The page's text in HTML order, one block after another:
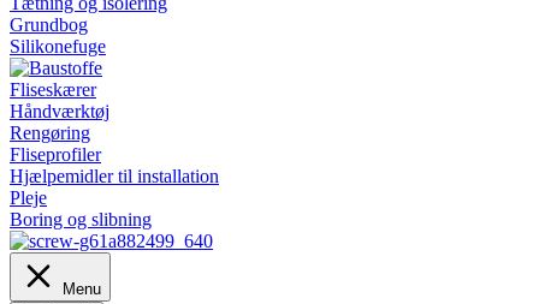
Grundbog
Silikonefuge
Fliseskærer
Håndværktøj
Rengøring
Fliseprofiler
Hjælpemidler til installation
Pleje
Boring og slibning
Menu